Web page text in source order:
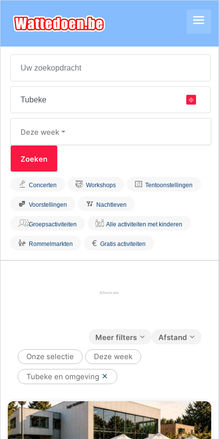
Deze week
Concerten Workshops Tentoonstellingen
Voorstellingen Nachtleven
Groepsactiviteiten Alle activiteiten met kinderen
Rommelmarkten € Gratis activiteiten
Afstand
Meer filters
Onze selectie Deze week
Tubeke en omgeving